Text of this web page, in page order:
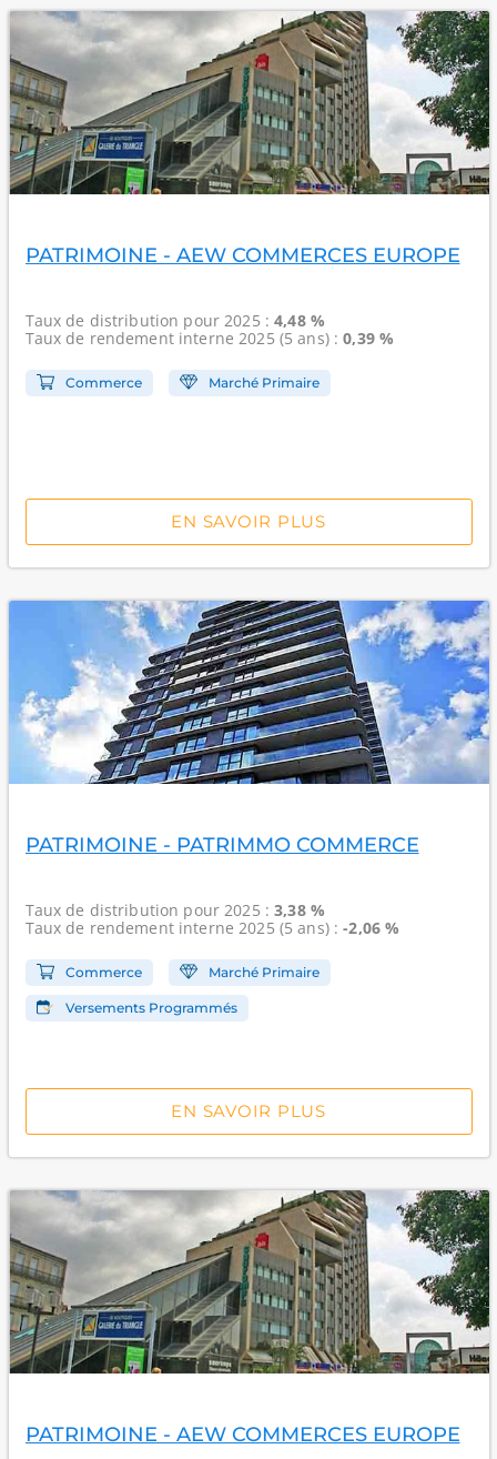
PATRIMOINE - AEW COMMERCES EUROPE
Taux de distribution pour 2025 :4,48 %
Taux de rendement interne2025 (5 ans) :0,39 %
Commerce Marché Primaire
EN SAVOIR PLUS
PATRIMOINE - PATRIMMO COMMERCE
Taux de distribution pour 2025 :3,38 %
Taux de rendement interne2025 (5 ans) :-2,06 %
Commerce Marché Primaire
Versements Programmés
EN SAVOIR PLUS
PATRIMOINE - AEW COMMERCES EUROPE